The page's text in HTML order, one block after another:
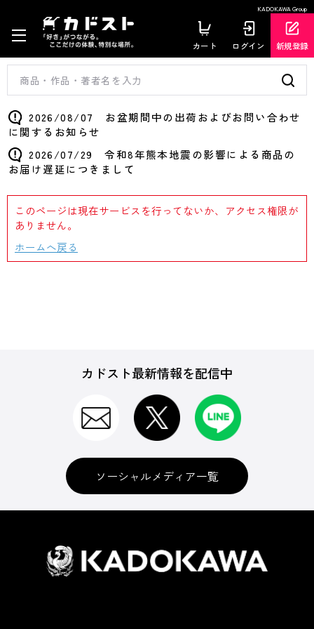
KADOKAWA Group
カート ログイン 新規登録
2026/08/07 お盆期間中の出荷およびお問い合わせ
に関するお知らせ
2026/07/29 令和8年熊本地震の影響による商品の
お届け遅延につきまして
このページは現在サービスを行ってないか、アクセス権限が
ありません。
ホームへ戻る
カドスト最新情報を配信中
ソーシャルメディア一覧